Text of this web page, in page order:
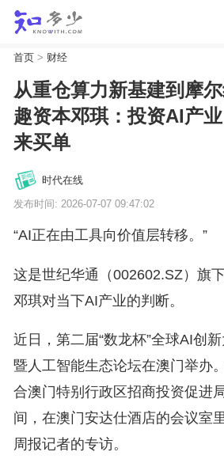
首页> 财经
从重仓算力新基建到摩
趣资本邓琪：投资AI产
来买单
时代在线
发布时间: 2026-07-07 09:47:02
“AI正在由工具向价值层转移。”
这是世纪华通（002602.SZ）旗
邓琪对当下AI产业的判断。
近日，第二届“数龙杯”全球AI创
暨人工智能生态论坛在澳门举办
合澳门特别行政区招商投资促进
间，在澳门安达仕酒店的会议室
周报记者的专访。